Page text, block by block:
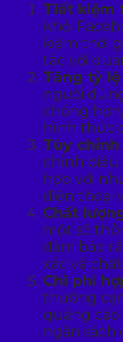
Tiết kiệm
khỏi
kiệm thời
tác với
Tăng tỷ
người
chóng
hình thức
Tùy chỉnh
chỉnh
hợp với
điện thoại
Chất
một số
đảm bảo
xác và
Chi phí
thường
quảng
ngân sách